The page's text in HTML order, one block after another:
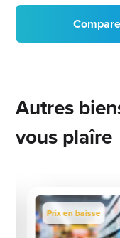
Autres
vous plaîre
Prix en baisse